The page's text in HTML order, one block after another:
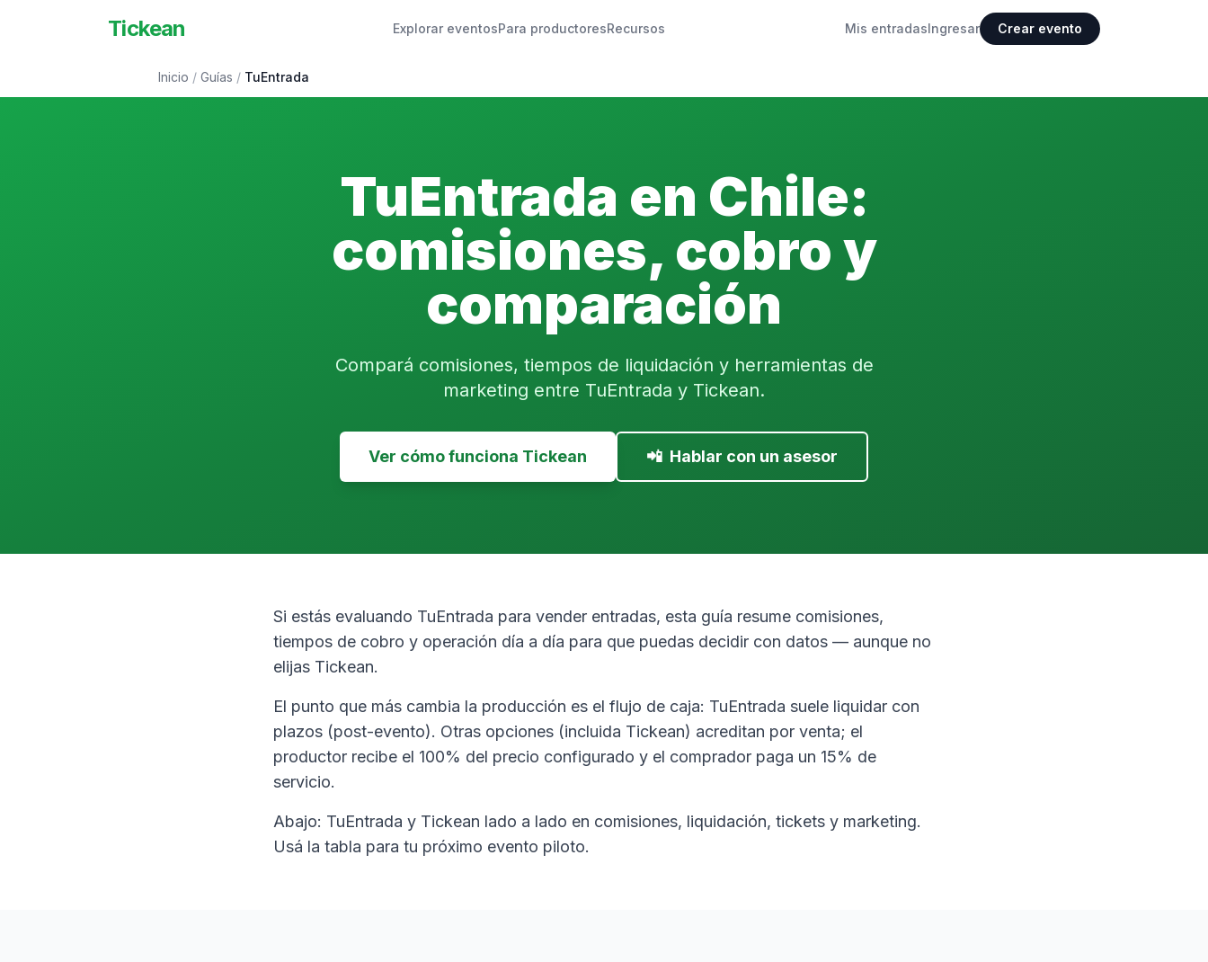
Tickean Explorar eventosPara productoresRecursos Mis entradasIngresar Crear evento
Inicio / Guías / TuEntrada
TuEntrada en Chile:
comisiones, cobro y
comparación
Compará comisiones, tiempos de liquidación y herramientas de
marketing entre TuEntrada y Tickean.
Ver cómo funciona Tickean 📲 Hablar con un asesor
Si estás evaluando TuEntrada para vender entradas, esta guía resume comisiones,
tiempos de cobro y operación día a día para que puedas decidir con datos — aunque no
elijas Tickean.
El punto que más cambia la producción es el flujo de caja: TuEntrada suele liquidar con
plazos (post-evento). Otras opciones (incluida Tickean) acreditan por venta; el
productor recibe el 100% del precio configurado y el comprador paga un 15% de
servicio.
Abajo: TuEntrada y Tickean lado a lado en comisiones, liquidación, tickets y marketing.
Usá la tabla para tu próximo evento piloto.